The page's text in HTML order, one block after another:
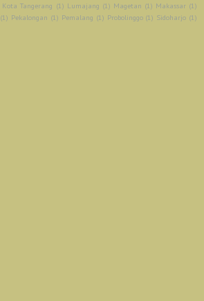
Kota Tangerang (1) Lumajang (1) Magetan (1) Makassar (1)
(1) Pekalongan (1) Pemalang (1) Probolinggo (1) Sidoharjo (1)